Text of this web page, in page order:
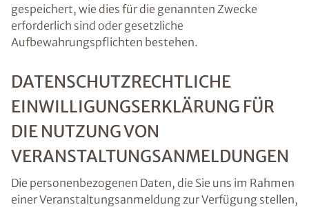
gespeichert, wie dies für die genannten Zwecke
erforderlich sind oder gesetzliche
Aufbewahrungspflichten bestehen.
DATENSCHUTZRECHTLICHE
EINWILLIGUNGSERKLÄRUNG FÜR
DIE NUTZUNG VON
VERANSTALTUNGSANMELDUNGEN
Die personenbezogenen Daten, die Sie uns im Rahmen
einer Veranstaltungsanmeldung zur Verfügung stellen,